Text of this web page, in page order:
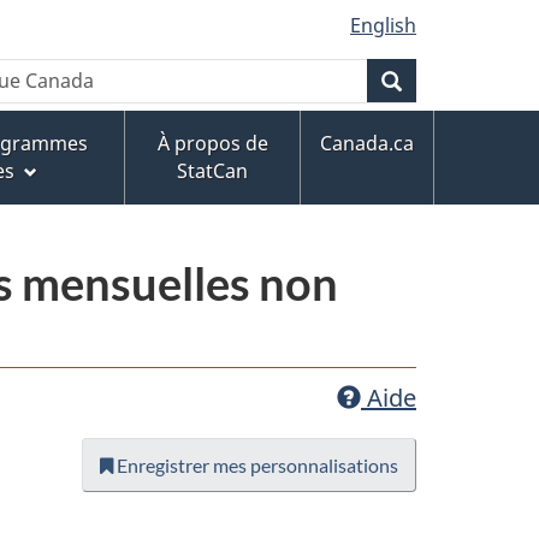
English
À propos de
StatCan
Canada.ca
mensuelles non
Aide
Enregistrer mes personnalisations